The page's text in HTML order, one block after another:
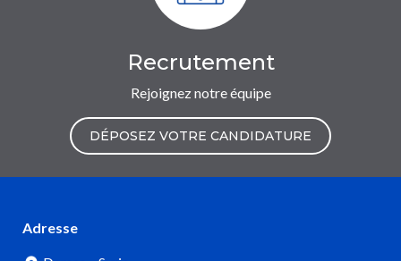
Recrutement
Rejoignez notre équipe
DÉPOSEZ VOTRE CANDIDATURE
Adresse